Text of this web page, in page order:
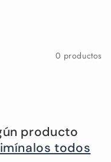
0 productos
producto
todos